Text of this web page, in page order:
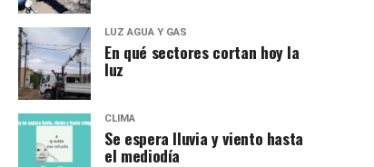
LUZ AGUA Y GAS
En qué sectores cortan hoy la
luz
CLIMA
Se espera lluvia y viento hasta
el mediodía